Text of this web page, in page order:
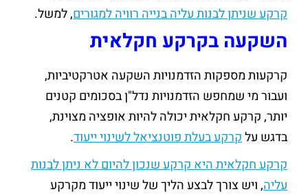
קרקע שניתן לבנות עליה בנייה רוויה למגורים, למשל.
השקעה בקרקע חקלאית
קרקעות מספקות הזדמנויות השקעה אטרקטיביות,
ועבור מי שמחפש הזדמנויות נדל"ן בסכומים קטנים
יותר, קרקע חקלאית יכולה להיות אופציה מצוינת,
בדגש עלקרקע בעלת פוטנציאל לשינוי ייעוד.
קרקע חקלאית היא קרקע שנכון להיום לא ניתן לבנות
עליה, ויש צורך לבצע הליך של שינוי ייעוד מקרקע